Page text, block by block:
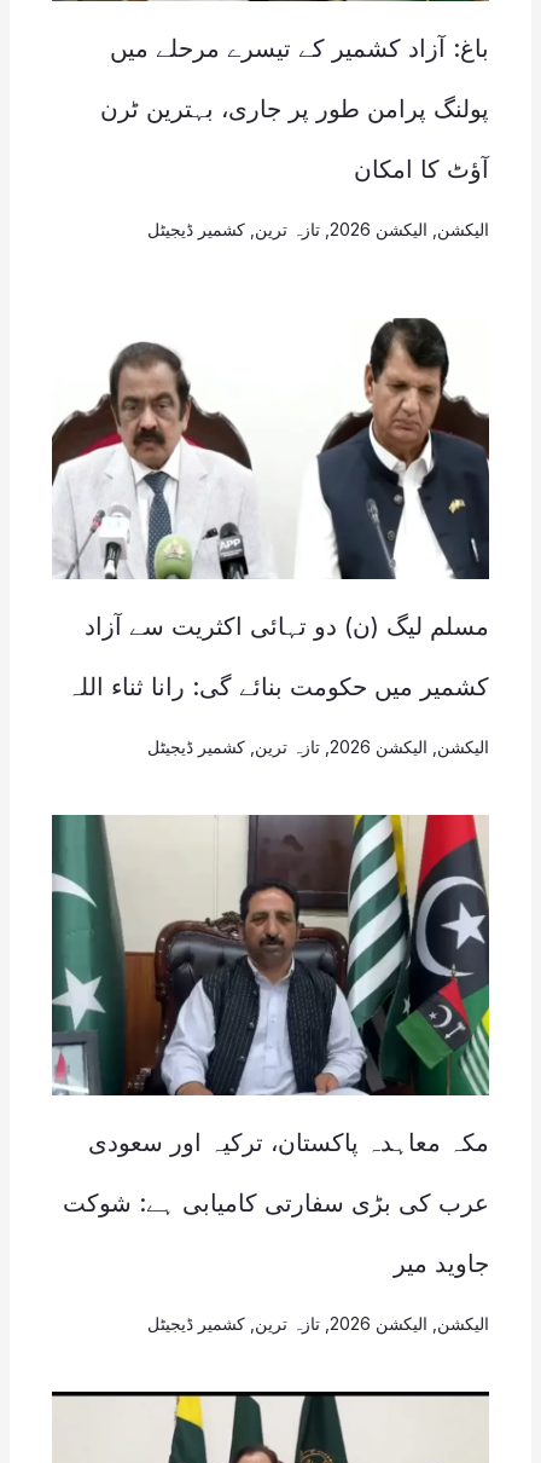
باغ: آزاد کشمیر کے تیسرے مرحلے میں
پولنگ پرامن طور پر جاری، بہترین ٹرن
آؤٹ کا امکان
الیکشن الیکشن 2026 , تازہ ترین کشمیر ڈیجیٹل
مسلم لیگ (ن) دو تہائی اکثریت سے آزاد
کشمیر میں حکومت بنائے گی: رانا ثناء اللہ
الیکشن الیکشن 2026 , تازہ ترین کشمیر ڈیجیٹل
مکہ معاہدہ پاکستان، ترکیہ اور سعودی
عرب کی بڑی سفارتی کامیابی ہے: شوکت
جاوید میر
الیکشن الیکشن 2026 , تازہ ترین کشمیر ڈیجیٹل